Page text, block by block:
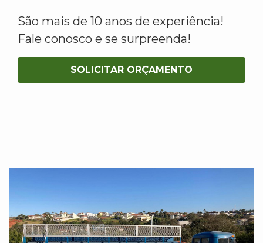
São mais de 10 anos de experiência!
Fale conosco e se surpreenda!
SOLICITAR ORÇAMENTO